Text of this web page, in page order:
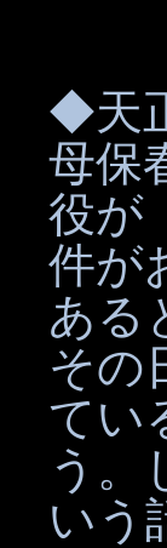
◆天
母保
役が
件が
ある
その
てい
う。
いう